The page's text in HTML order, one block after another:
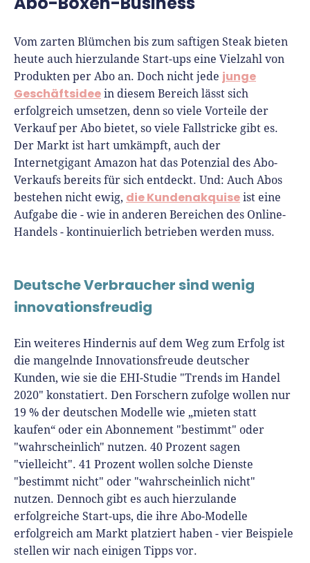
Vom zarten Blümchen bis zum saftigen Steak bieten
heute auch hierzulande Start-ups eine Vielzahl von
Produkten per Abo an. Doch nicht jede junge
Geschäftsidee in diesem Bereich lässt sich
erfolgreich umsetzen, denn so viele Vorteile der
Verkauf per Abo bietet, so viele Fallstricke gibt es.
Der Markt ist hart umkämpft, auch der
Internetgigant Amazon hat das Potenzial des Abo-
Verkaufs bereits für sich entdeckt. Und: Auch Abos
bestehen nicht ewig, die Kundenakquise ist eine
Aufgabe die - wie in anderen Bereichen des Online-
Handels - kontinuierlich betrieben werden muss.
Deutsche Verbraucher sind wenig
innovationsfreudig
Ein weiteres Hindernis auf dem Weg zum Erfolg ist
die mangelnde Innovationsfreude deutscher
Kunden, wie sie die EHI-Studie "Trends im Handel
2020" konstatiert. Den Forschern zufolge wollen nur
19 % der deutschen Modelle wie „mieten statt
kaufen“ oder ein Abonnement "bestimmt" oder
"wahrscheinlich" nutzen. 40 Prozent sagen
"vielleicht". 41 Prozent wollen solche Dienste
"bestimmt nicht" oder "wahrscheinlich nicht"
nutzen. Dennoch gibt es auch hierzulande
erfolgreiche Start-ups, die ihre Abo-Modelle
erfolgreich am Markt platziert haben - vier Beispiele
stellen wir nach einigen Tipps vor.